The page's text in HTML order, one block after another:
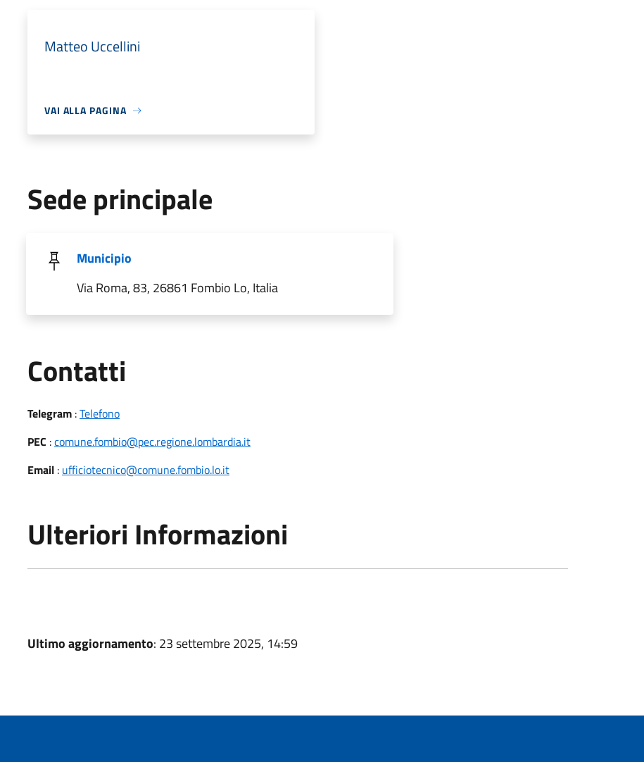
Matteo Uccellini
VAI ALLA PAGINA
Sede principale
Municipio
Via Roma, 83, 26861 Fombio Lo, Italia
Contatti
Telegram:Telefono
PEC :comune.fombio@pec.regione.lombardia.it
Email: ufficiotecnico@comune.fombio.lo.it
Ulteriori Informazioni
Ultimo aggiornamento: 23 settembre 2025, 14:59